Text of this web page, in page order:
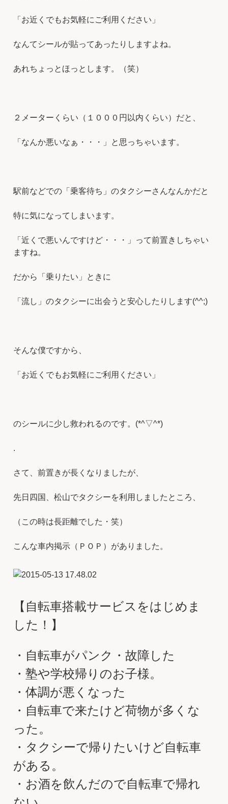
「お近くでもお気軽にご利用ください」
なんてシールが貼ってあったりしますよね。
あれちょっとほっとします。（笑）
２メーターくらい（１０００円以内くらい）だと、
「なんか悪いなぁ・・・」と思っちゃいます。
駅前などでの「乗客待ち」のタクシーさんなんかだと
特に気になってしまいます。
「近くで悪いんですけど・・・」って前置きしちゃい
ますね。
だから「乗りたい」ときに
「流し」のタクシーに出会うと安心したりします(^^;)
そんな僕ですから、
「お近くでもお気軽にご利用ください」
のシールに少し救われるのです。(*^▽^*)ゞ
.
さて、前置きが長くなりましたが、
先日四国、松山でタクシーを利用しましたところ、
（この時は長距離でした・笑）
こんな車内掲示（ＰＯＰ）がありました。
【自転車搭載サービスをはじめま
した！】
・自転車がパンク・故障した
・塾や学校帰りのお子様。
・体調が悪くなった
・自転車で来たけど荷物が多くな
った。
・タクシーで帰りたいけど自転車
がある。
・お酒を飲んだので自転車で帰れ